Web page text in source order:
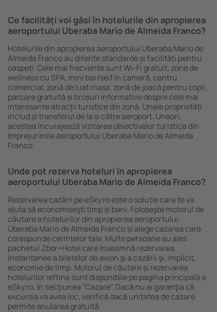
Ce facilități voi găsi în hotelurile din apropierea
aeroportului Uberaba Mario de Almeida Franco?
Hotelurile din apropierea aeroportului Uberaba Mario de
Almeida Franco au diferite standarde și facilități pentru
oaspeți. Cele mai frecvente sunt Wi-Fi gratuit, zone de
wellness cu SPA, mini bar/seif în cameră, centru
comercial, zonă de luat masa, zonă de joacă pentru copii,
parcare gratuită și broșuri informative despre cele mai
interesante atracții turistice din zonă. Unele proprietăți
includ și transferul de la și către aeroport. Uneori,
acestea încurajează vizitarea obiectivelor turistice din
ȋmprejurimile aeroportului Uberaba Mario de Almeida
Franco.
Unde pot rezerva hoteluri în apropierea
aeroportului Uberaba Mario de Almeida Franco?
Rezervarea cazării pe eSky.ro este o soluție care te va
ajuta să economiseşti timp și bani. Foloseşte motorul de
căutare a hotelurilor din apropierea aeroportului
Uberaba Mario de Almeida Franco și alege cazarea care
corespunde cerințelor tale. Multe persoane au ales
pachetul Zbor+Hotel care ȋnseamnă rezervarea
instantanee a biletelor de avion şi a cazării şi, implicit,
economie de timp. Motorul de căutare și rezervarea
hotelurilor ieftine sunt disponibile pe pagina principală a
eSky.ro, ȋn secţiunea "Cazare". Dacă nu ai garanţia că
excursia va avea loc, verifică dacă unitatea de cazare
permite anularea gratuită.